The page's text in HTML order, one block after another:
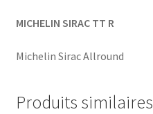
MICHELIN SIRAC TT R
Michelin Sirac Allround
Produits similaires